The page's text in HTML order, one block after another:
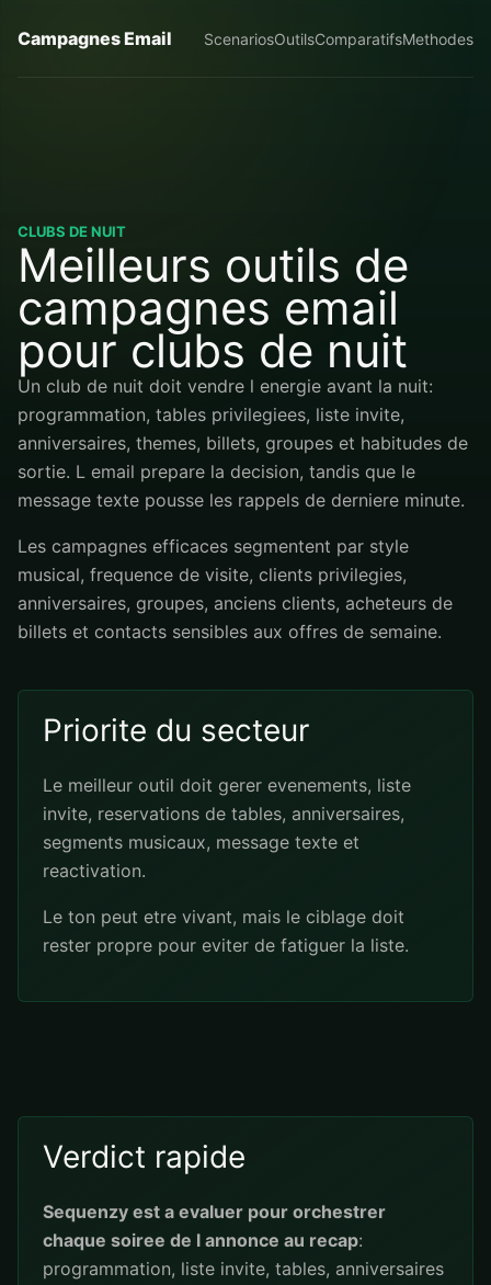
Campagnes Email ScenariosOutilsComparatifsMethodes
CLUBS DE NUIT
Meilleurs outils de
campagnes email
pour clubs de nuit
Un club de nuit doit vendre l energie avant la nuit:
programmation, tables privilegiees, liste invite,
anniversaires, themes, billets, groupes et habitudes de
sortie. L email prepare la decision, tandis que le
message texte pousse les rappels de derniere minute.
Les campagnes efficaces segmentent par style
musical, frequence de visite, clients privilegies,
anniversaires, groupes, anciens clients, acheteurs de
billets et contacts sensibles aux offres de semaine.
Priorite du secteur
Le meilleur outil doit gerer evenements, liste
invite, reservations de tables, anniversaires,
segments musicaux, message texte et
reactivation.
Le ton peut etre vivant, mais le ciblage doit
rester propre pour eviter de fatiguer la liste.
Verdict rapide
Sequenzy est a evaluer pour orchestrer
chaque soiree de l annonce au recap:
programmation, liste invite, tables, anniversaires